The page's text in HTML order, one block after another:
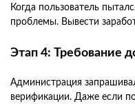
Когда пользователь
проблемы. Вывести
Этап 4: Требование
Администрация
верификации. Даже если